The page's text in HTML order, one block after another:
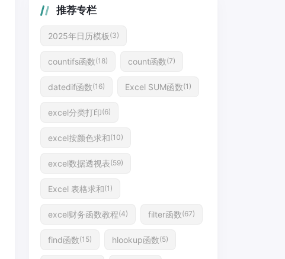
推荐专栏
2025年日历模板 (3)
countifs函数(18) count函数(7)
datedif函数(16) Excel SUM函数(1)
excel分类打印(6)
excel按颜色求和(10)
excel数据透视表(59)
Excel 表格求和(1)
excel财务函数教程(4) filter函数(67)
find函数(15) hlookup函数(5)